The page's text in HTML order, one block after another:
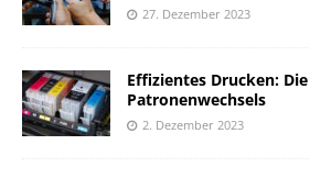
27. Dezember 2023
Effizientes Drucken:
Patronenwechsels
2. Dezember 2023